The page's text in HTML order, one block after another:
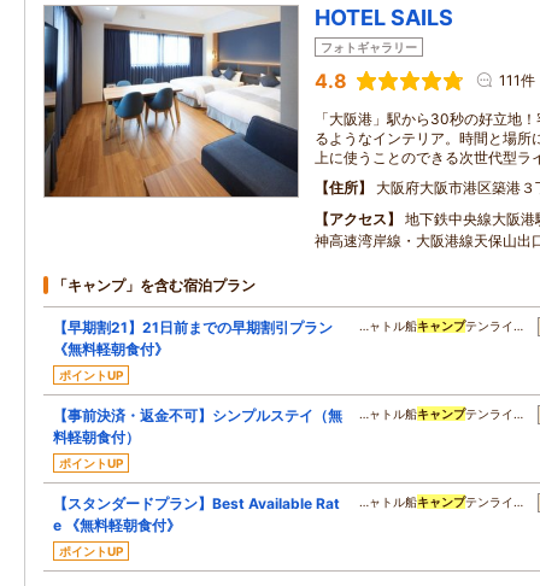
HOTEL SAILS
フォトギャラリー
4.8 111件
「大阪港」駅から30秒の好立地
るようなインテリア。時間と場所
上に使うことのできる次世代型ラ
住所
大阪府大阪市港区築港３
アクセス
地下鉄中央線大阪
神高速湾岸線・大阪港線天保山出
「キャンプ」を含む宿泊プラン
【早期割21】21日前までの早期割引プラン
《無料軽朝食付》
ポイントUP
…ャトル船キャンプテンライ…
【事前決済・返金不可】シンプルステイ（無
料軽朝食付）
ポイントUP
…ャトル船キャンプテンライ…
【スタンダードプラン】Best Available Rat
e 《無料軽朝食付》
ポイントUP
…ャトル船キャンプテンライ…